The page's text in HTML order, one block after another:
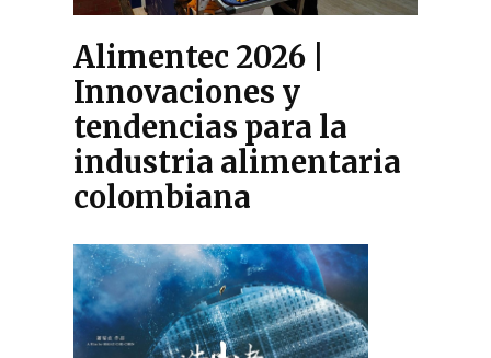
Alimentec 2026 |
Innovaciones y
tendencias para la
industria alimentaria
colombiana